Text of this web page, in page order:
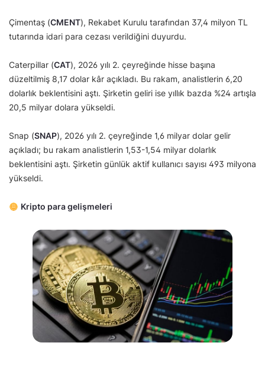
Çimentaş (CMENT), Rekabet Kurulu tarafından 37,4 milyon TL
tutarında idari para cezası verildiğini duyurdu.
Caterpillar (CAT), 2026 yılı 2. çeyreğinde hisse başına
düzeltilmiş 8,17 dolar kâr açıkladı. Bu rakam, analistlerin 6,20
dolarlık beklentisini aştı. Şirketin geliri ise yıllık bazda %24 artışla
20,5 milyar dolara yükseldi.
Snap (SNAP), 2026 yılı 2. çeyreğinde 1,6 milyar dolar gelir
açıkladı; bu rakam analistlerin 1,53-1,54 milyar dolarlık
beklentisini aştı. Şirketin günlük aktif kullanıcı sayısı 493 milyona
yükseldi.
Kripto para gelişmeleri